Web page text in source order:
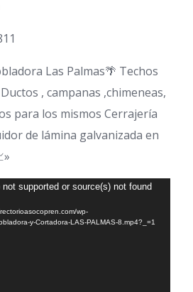
Las Palmas🌴 Techos
, campanas ,chimeneas,
para los mismos Cerrajería
de lámina galvanizada en
supported or source(s) not found
wp-
y-Cortadora-LAS-PALMAS-8.mp4?_=1